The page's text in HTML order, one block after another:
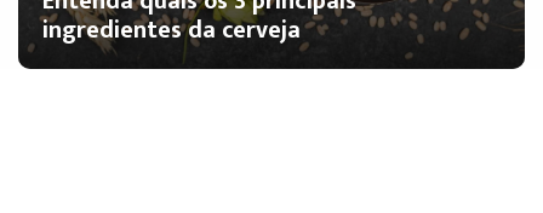
ingredientes da cerveja